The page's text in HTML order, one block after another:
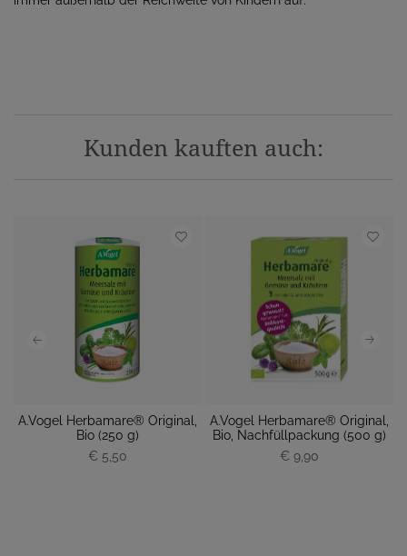
Kunden kauften auch:
A.Vogel Herbamare® Original,
Bio (250 g)
€ 5,50
A.Vogel Herbamare® Original,
Bio, Nachfüllpackung (500 g)
€ 9,90